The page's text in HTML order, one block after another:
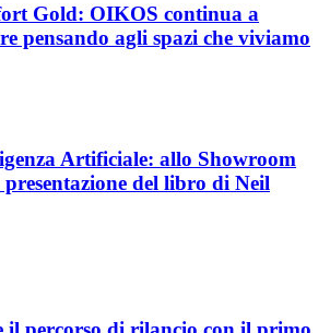
Gold: OIKOS continua a
pensando agli spazi che viviamo
Artificiale: allo Showroom
del libro di Neil